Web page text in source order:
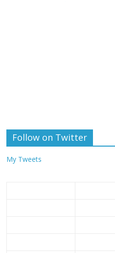
Follow on Twitter
My Tweets